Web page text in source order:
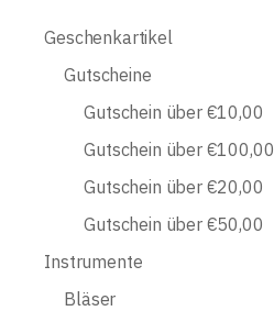
Geschenkartikel
Gutscheine
Gutschein über €10,00
Gutschein über €100,00
Gutschein über €20,00
Gutschein über €50,00
Instrumente
Bläser